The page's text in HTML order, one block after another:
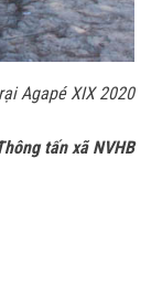
Agapé XIX 2020
tấn xã NVHB